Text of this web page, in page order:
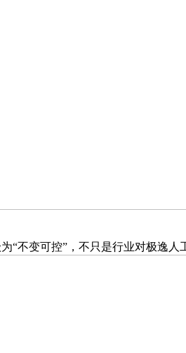
变可控”，不只是行业对极逸人